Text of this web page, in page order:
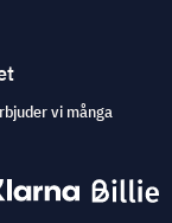
vi många